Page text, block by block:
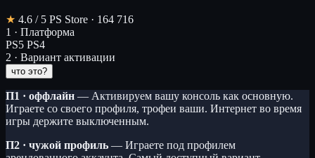
★ 4.6 / 5 PS Store · 164 716
1 · Платформа
PS5 PS4
2 · Вариант активации
что это?
П1 · оффлайн — Активируем вашу консоль как основную.
Играете со своего профиля, трофеи ваши. Интернет во время
игры держите выключенным.
П2 · чужой профиль — Играете под профилем